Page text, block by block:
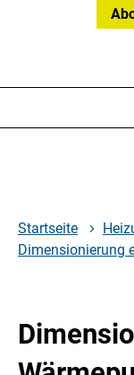
Hauptnavigation
Startseite
Dimensionierung